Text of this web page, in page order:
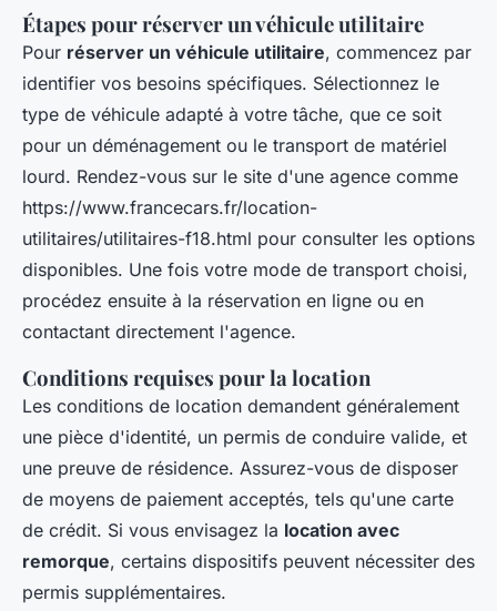
Étapes pour réserver un véhicule utilitaire
Pour réserver un véhicule utilitaire, commencez par
identifier vos besoins spécifiques. Sélectionnez le
type de véhicule adapté à votre tâche, que ce soit
pour un déménagement ou le transport de matériel
lourd. Rendez-vous sur le site d'une agence comme
https://www.francecars.fr/location-
utilitaires/utilitaires-f18.html pour consulter les options
disponibles. Une fois votre mode de transport choisi,
procédez ensuite à la réservation en ligne ou en
contactant directement l'agence.
Conditions requises pour la location
Les conditions de location demandent généralement
une pièce d'identité, un permis de conduire valide, et
une preuve de résidence. Assurez-vous de disposer
de moyens de paiement acceptés, tels qu'une carte
de crédit. Si vous envisagez la location avec
remorque, certains dispositifs peuvent nécessiter des
permis supplémentaires.